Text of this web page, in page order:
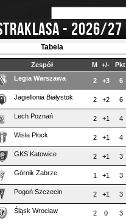
- 2026/27
Tabela
Zespół M +/- Pkt
Legia Warszawa 2 +3 6
Jagiellonia Białystok 2 +2 6
Lech Poznań 2 +1 4
Wisła Płock 2 +1 4
GKS Katowice 2 +1 3
Górnik Zabrze 1 +1 3
Pogoń Szczecin 2 +1 3
Śląsk Wrocław 2 0 3